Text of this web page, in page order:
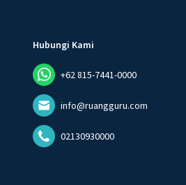
Hubungi Kami
+62 815-7441-0000
info@ruangguru.com
02130930000